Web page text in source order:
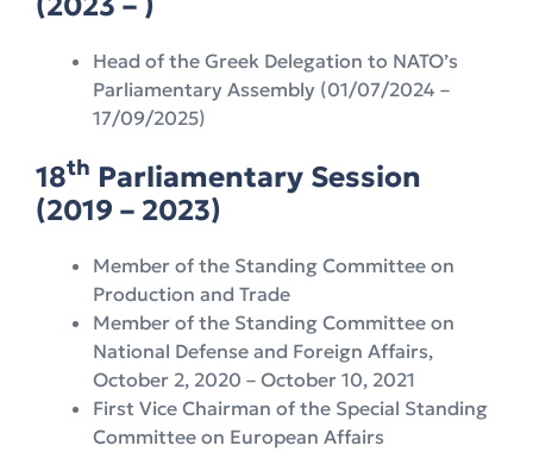
Head of the Greek Delegation to NATO’s
Parliamentary Assembly (01/07/2024 –
17/09/2025)
18th Parliamentary Session
(2019 – 2023)
Member of the Standing Committee on
Production and Trade
Member of the Standing Committee on
National Defense and Foreign Affairs,
October 2, 2020 – October 10, 2021
First Vice Chairman of the Special Standing
Committee on European Affairs